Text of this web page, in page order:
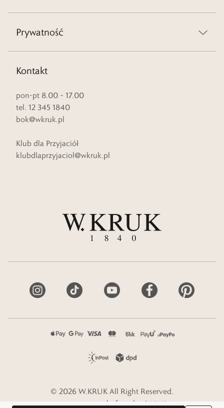
Prywatność
Kontakt
pon-pt 8.00 – 17.00
tel. 12 345 1840
bok@wkruk.pl
Klub dla Przyjaciół
klubdlaprzyjaciol@wkruk.pl
© 2026 W.KRUK All Right Reserved.
e-commerce platform by